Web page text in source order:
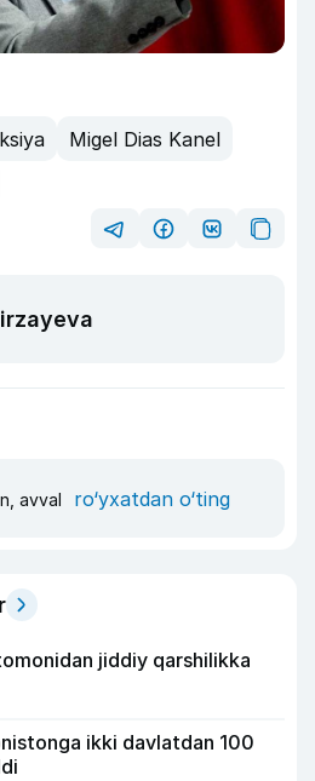
Migel Dias Kanel
avval ro‘yxatdan o‘ting
jiddiy qarshilikka
ikki davlatdan 100